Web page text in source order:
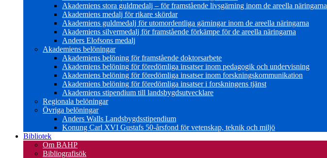
Akademiens stora guldmedalj – för framstående livsgärning inom de areella näringarna
Akademiens medalj för rikare skördar
Akademiens guldmedalj för utomordentliga gärningar inom de areella näringarna
Akademiens silvermedalj för framstående förkämpe för de areella näringarna
Anders Elofsons medalj
Akademiens belöningar
Akademiens belöning för framstående doktorsarbete
Akademiens belöning för föredömliga insatser inom pedagogik och undervisning
Akademiens belöning för föredömliga insatser inom forskningskommunikation
Akademiens belöning för föredömliga insatser i forskningens tjänst
Akademiens stipendium till landsbygdsutvecklare
Regionala belöningar
Övriga belöningar
Anders Walls Landsbygdsstipendium
Konung Carl XVI Gustafs 50-årsfond för vetenskap, teknik och miljö
Bibliotek
Om BAHP
Bibliografisök